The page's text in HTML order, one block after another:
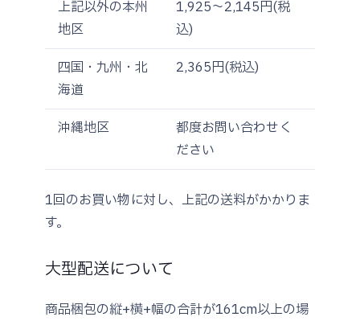
上記以外の本州
地区
1,925～2,145円(税
込)
四国・九州・北
海道
2,365円(税込)
沖縄地区
都度お問い合わせく
ださい
1回のお買い物に対し、上記の送料がかかりま
す。
大型配送について
商品梱包の縦+横+幅の合計が161cm以上の場